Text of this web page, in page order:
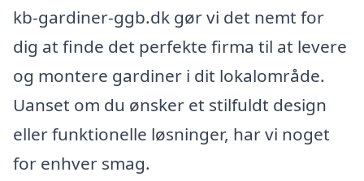
kb-gardiner-ggb.dk gør vi det nemt for
dig at finde det perfekte firma til at levere
og montere gardiner i dit lokalområde.
Uanset om du ønsker et stilfuldt design
eller funktionelle løsninger, har vi noget
for enhver smag.